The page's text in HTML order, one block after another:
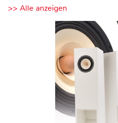
>> Alle anzeigen